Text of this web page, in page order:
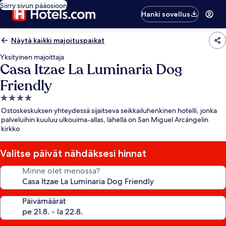
Siirry sivun pääosioon
Hanki sovellus
Näytä kaikki majoituspaikat
Yksityinen majoittaja
Casa Itzae La Luminaria Dog
Friendly
4.0
tähden
majoituspaikka
Ostoskeskuksen yhteydessä sijaitseva seikkailuhenkinen hotelli, jonka
palveluihin kuuluu ulkouima-allas, lähellä on San Miguel Arcángelin
kirkko
Valitse päivät nähdäksesi hinnat
Minne olet menossa?
Päivämäärät